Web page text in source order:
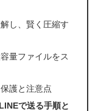
し、賢く圧縮す
量ファイルをス
護と注意点
で送る手順と